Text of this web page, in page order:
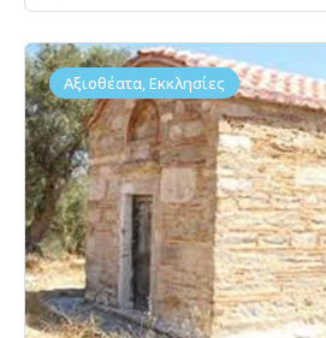
Δεν υπάρχουν ακόμα
Αξιοθέατα, Εκκλησίες